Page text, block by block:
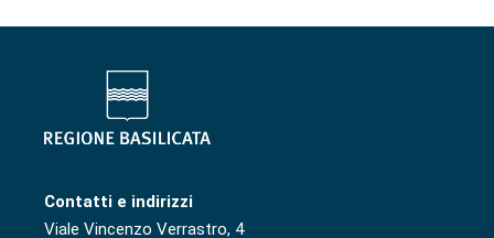
Contatti e indirizzi
Viale Vincenzo Verrastro, 4